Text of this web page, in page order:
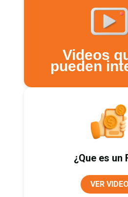
Videos
pueden
¿Que es un
VER VIDEO